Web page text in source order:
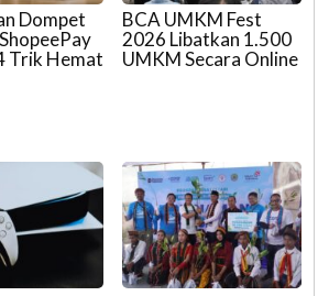
Dompet
Trik Hemat
BCA UMKM Fest
2026 Libatkan 1.500
UMKM Secara Online